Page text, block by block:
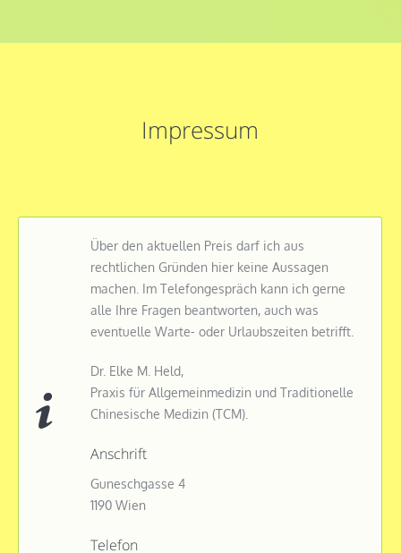
Impressum
Über den aktuellen Preis darf ich aus
rechtlichen Gründen hier keine Aussagen
machen. Im Telefongespräch kann ich gerne
alle Ihre Fragen beantworten, auch was
eventuelle Warte- oder Urlaubszeiten betrifft.
Dr. Elke M. Held,
Praxis für Allgemeinmedizin und Traditionelle
Chinesische Medizin (TCM).
Anschrift
Guneschgasse 4
1190 Wien
Telefon